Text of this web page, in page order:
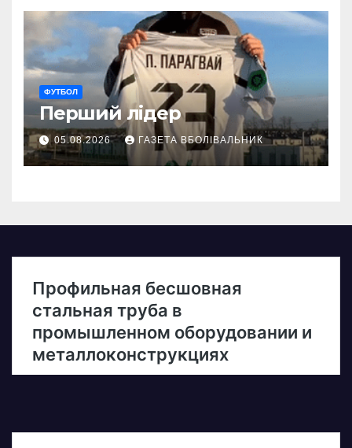
ФУТБОЛ
Перший лідер
05.08.2026 ГАЗЕТА ВБОЛІВАЛЬНИК